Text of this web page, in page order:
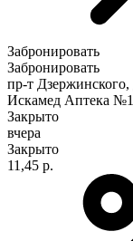
Забронировать
Забронировать
пр-т
Искамед Аптека
Закрыто
вчера
Закрыто
11,45 р.